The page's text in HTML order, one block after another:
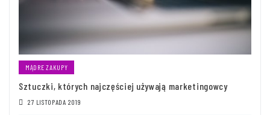
MĄDRE ZAKUPY
Sztuczki, których najczęściej używają marketingowcy
27 LISTOPADA 2019